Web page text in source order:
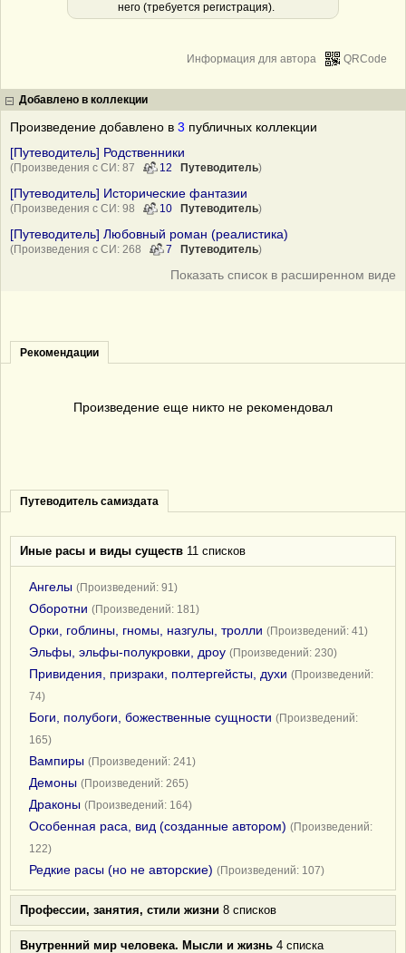
него (требуется регистрация).
QRCode
Информация для автора
Добавлено в коллекции
Произведение добавлено в 3 публичных коллекции
[Путеводитель] Родственники
(Произведения с СИ: 87 12 Путеводитель)
[Путеводитель] Исторические фантазии
(Произведения с СИ: 98 10 Путеводитель)
[Путеводитель] Любовный роман (реалистика)
(Произведения с СИ: 268 7 Путеводитель)
Показать список в расширенном виде
Рекомендации
Произведение еще никто не рекомендовал
Путеводитель самиздата
Иные расы и виды существ 11 списков
Ангелы (Произведений: 91)
Оборотни (Произведений: 181)
Орки, гоблины, гномы, назгулы, тролли (Произведений: 41)
Эльфы, эльфы-полукровки, дроу (Произведений: 230)
Привидения, призраки, полтергейсты, духи (Произведений:
74)
Боги, полубоги, божественные сущности (Произведений:
165)
Вампиры (Произведений: 241)
Демоны (Произведений: 265)
Драконы (Произведений: 164)
Особенная раса, вид (созданные автором) (Произведений:
122)
Редкие расы (но не авторские) (Произведений: 107)
Профессии, занятия, стили жизни 8 списков
Внутренний мир человека. Мысли и жизнь 4 списка